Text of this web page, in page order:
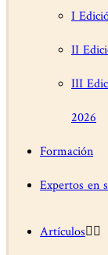
I
II
III
2026
Formación
Expertos en
Artículos